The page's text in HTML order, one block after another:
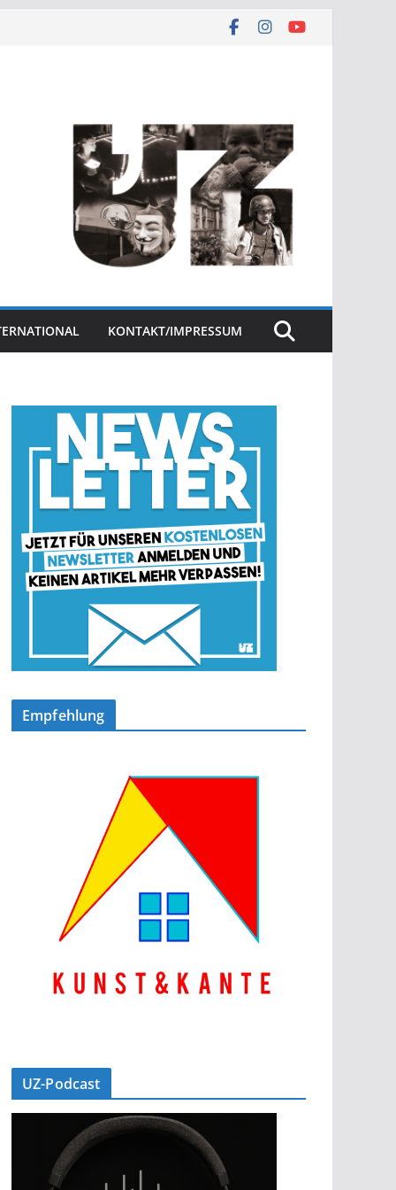
KONTAKT/IMPRESSUM
Empfehlung
UZ-Podcast